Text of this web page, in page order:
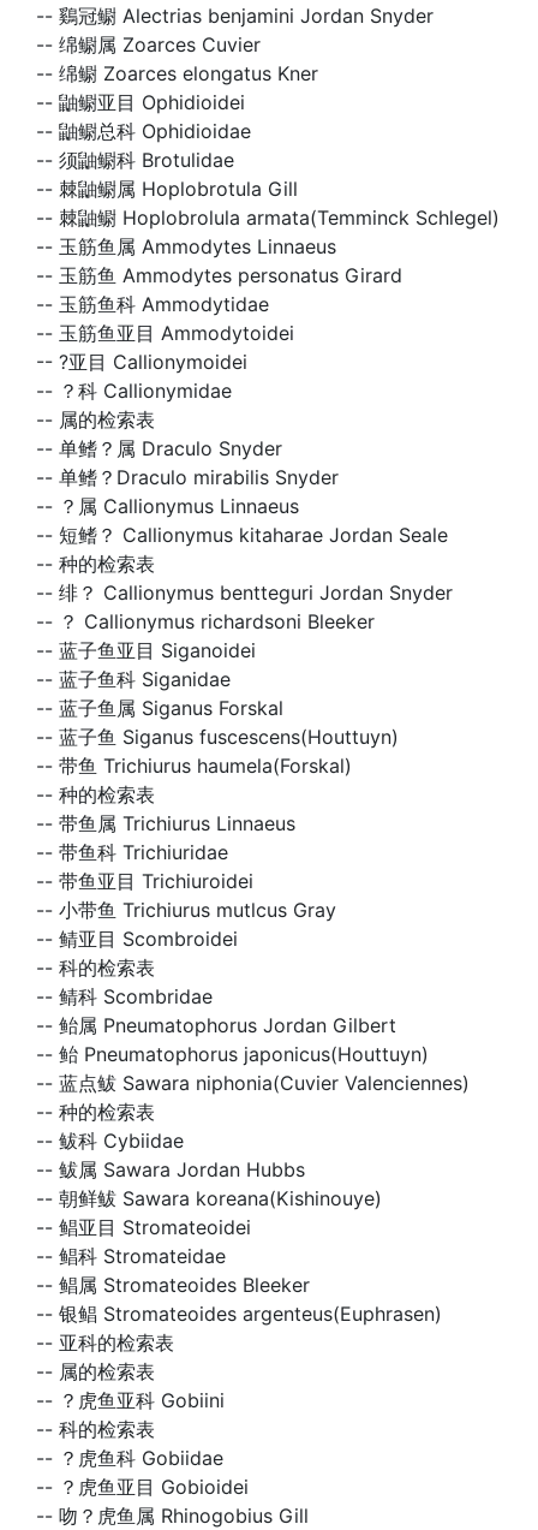
-- 鷄冠鳚 Alectrias benjamini Jordan Snyder
-- 绵鳚属 Zoarces Cuvier
-- 绵鳚 Zoarces elongatus Kner
-- 鼬鳚亚目 Ophidioidei
-- 鼬鳚总科 Ophidioidae
-- 须鼬鳚科 Brotulidae
-- 棘鼬鳚属 Hoplobrotula Gill
-- 棘鼬鳚 Hoplobrolula armata(Temminck Schlegel)
-- 玉筋鱼属 Ammodytes Linnaeus
-- 玉筋鱼 Ammodytes personatus Girard
-- 玉筋鱼科 Ammodytidae
-- 玉筋鱼亚目 Ammodytoidei
-- ?亚目 Callionymoidei
-- ？科 Callionymidae
-- 属的检索表
-- 单鳍？属 Draculo Snyder
-- 单鳍？Draculo mirabilis Snyder
-- ？属 Callionymus Linnaeus
-- 短鳍？ Callionymus kitaharae Jordan Seale
-- 种的检索表
-- 绯？ Callionymus bentteguri Jordan Snyder
-- ？ Callionymus richardsoni Bleeker
-- 蓝子鱼亚目 Siganoidei
-- 蓝子鱼科 Siganidae
-- 蓝子鱼属 Siganus Forskal
-- 蓝子鱼 Siganus fuscescens(Houttuyn)
-- 带鱼 Trichiurus haumela(Forskal)
-- 种的检索表
-- 带鱼属 Trichiurus Linnaeus
-- 带鱼科 Trichiuridae
-- 带鱼亚目 Trichiuroidei
-- 小带鱼 Trichiurus mutlcus Gray
-- 鲭亚目 Scombroidei
-- 科的检索表
-- 鲭科 Scombridae
-- 鲐属 Pneumatophorus Jordan Gilbert
-- 鲐 Pneumatophorus japonicus(Houttuyn)
-- 蓝点鲅 Sawara niphonia(Cuvier Valenciennes)
-- 种的检索表
-- 鲅科 Cybiidae
-- 鲅属 Sawara Jordan Hubbs
-- 朝鲜鲅 Sawara koreana(Kishinouye)
-- 鲳亚目 Stromateoidei
-- 鲳科 Stromateidae
-- 鲳属 Stromateoides Bleeker
-- 银鲳 Stromateoides argenteus(Euphrasen)
-- 亚科的检索表
-- 属的检索表
-- ？虎鱼亚科 Gobiini
-- 科的检索表
-- ？虎鱼科 Gobiidae
-- ？虎鱼亚目 Gobioidei
-- 吻？虎鱼属 Rhinogobius Gill